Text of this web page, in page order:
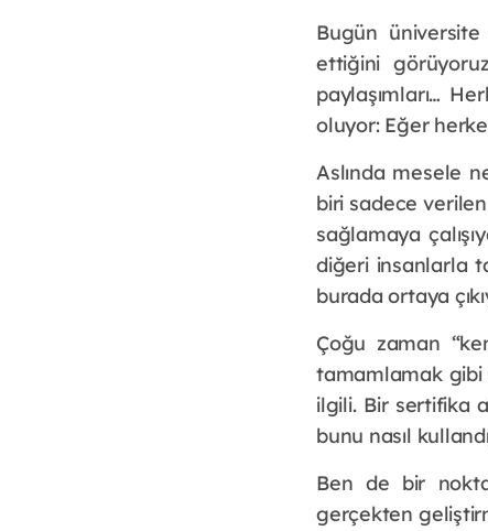
Bugün
ettiğini
paylaşımları…
oluyor: Eğer
Aslında mesele
biri sadece
sağlamaya
diğeri insanlarla
burada ortaya
Çoğu zaman
tamamlamak gibi
ilgili. Bir sertifika
bunu nasıl
Ben de bir
gerçekten